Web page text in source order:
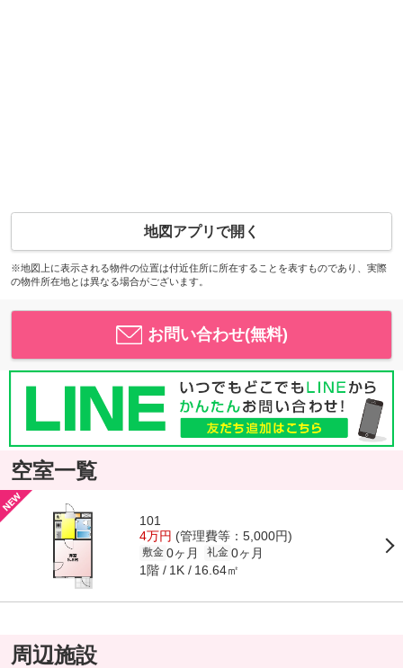
地図アプリで開く
※地図上に表示される物件の位置は付近住所に所在することを表すものであり、実際
の物件所在地とは異なる場合がございます。
お問い合わせ(無料)
空室一覧
101
4万円 (管理費等：5,000円)
敷金 0ヶ月 礼金 0ヶ月
1階 1K 16.64㎡
周辺施設